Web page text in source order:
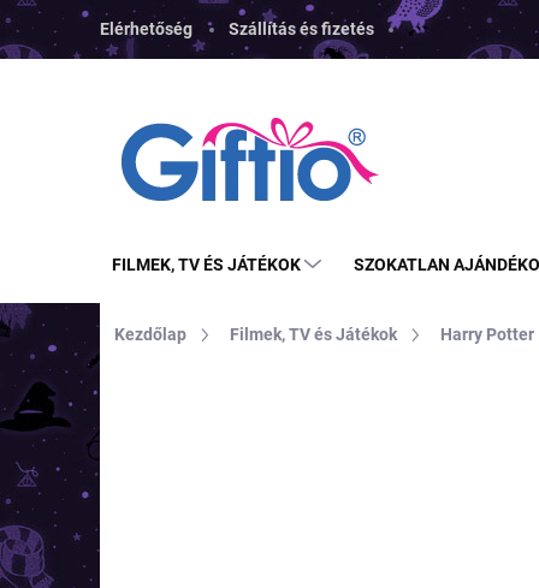
Ugrás
fő
Elérhetőség Szállítás és fizetés
FILMEK, TV ÉS JÁTÉKOK SZOKATLAN
Kezdőlap Filmek, TV és Játékok Harry Potter